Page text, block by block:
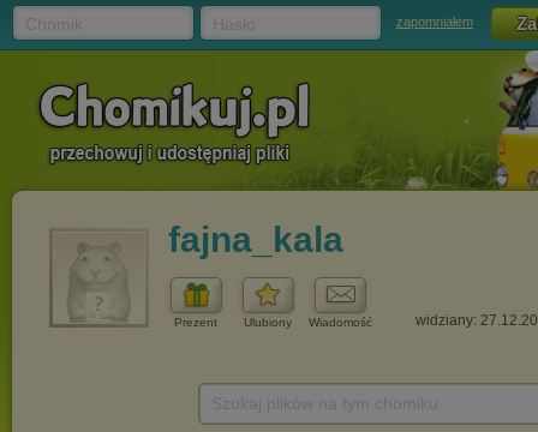
zapomniałem
fajna_kala
Prezent Ulubiony Wiadomość widziany: